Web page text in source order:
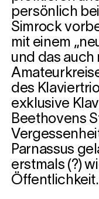
persönlich
Simrock
mit einem
und das auch
des
exklusive
Beethovens
Parnassus
erstmals (?)